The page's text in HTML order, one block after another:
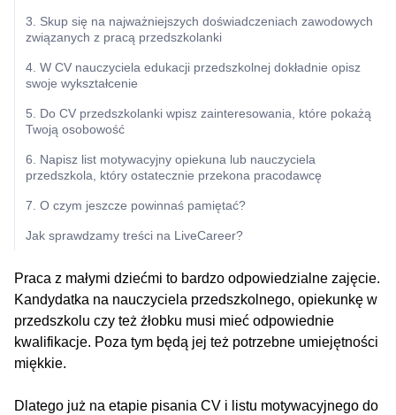
3. Skup się na najważniejszych doświadczeniach zawodowych
związanych z pracą przedszkolanki
4. W CV nauczyciela edukacji przedszkolnej dokładnie opisz
swoje wykształcenie
5. Do CV przedszkolanki wpisz zainteresowania, które pokażą
Twoją osobowość
6. Napisz list motywacyjny opiekuna lub nauczyciela
przedszkola, który ostatecznie przekona pracodawcę
7. O czym jeszcze powinnaś pamiętać?
Jak sprawdzamy treści na LiveCareer?
Praca z małymi dziećmi to bardzo odpowiedzialne zajęcie.
Kandydatka na nauczyciela przedszkolnego, opiekunkę w
przedszkolu czy też żłobku musi mieć odpowiednie
kwalifikacje. Poza tym będą jej też potrzebne umiejętności
miękkie.
Dlatego już na etapie pisania CV i listu motywacyjnego do